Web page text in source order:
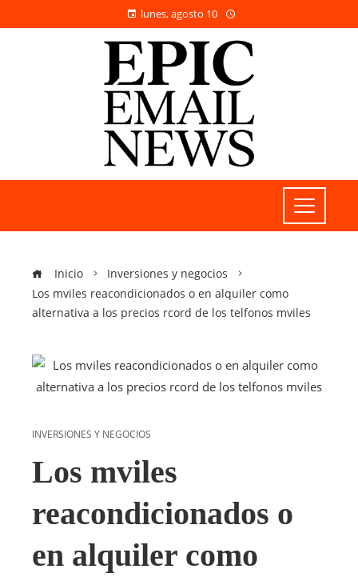
lunes, agosto 10
Inicio
Inversiones y negocios
Los mviles reacondicionados o en alquiler como
alternativa a los precios rcord de los telfonos mviles
INVERSIONES Y NEGOCIOS
Los mviles
reacondicionados o
en alquiler como